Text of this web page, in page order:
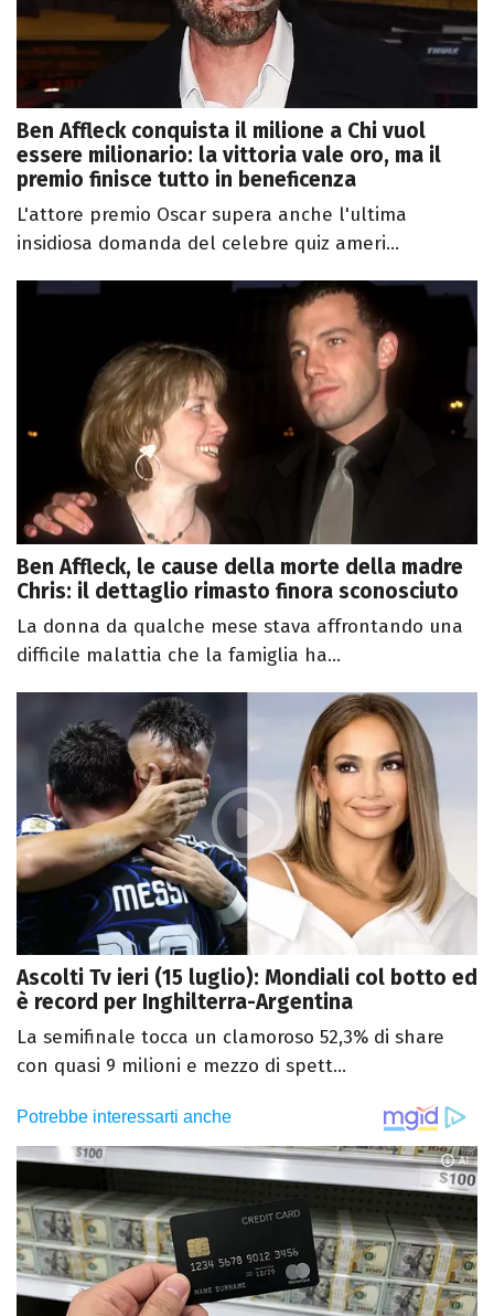
Ben Affleck conquista il milione a Chi vuol
essere milionario: la vittoria vale oro, ma il
premio finisce tutto in beneficenza
L'attore premio Oscar supera anche l'ultima
insidiosa domanda del celebre quiz ameri...
Ben Affleck, le cause della morte della madre
Chris: il dettaglio rimasto finora sconosciuto
La donna da qualche mese stava affrontando una
difficile malattia che la famiglia ha...
Ascolti Tv ieri (15 luglio): Mondiali col botto ed
è record per Inghilterra-Argentina
La semifinale tocca un clamoroso 52,3% di share
con quasi 9 milioni e mezzo di spett...